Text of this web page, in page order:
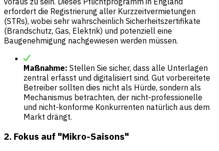
erfordert die Registrierung aller Kurzzeitvermietungen
(STRs), wobei sehr wahrscheinlich Sicherheitszertifikate
(Brandschutz, Gas, Elektrik) und potenziell eine
Baugenehmigung nachgewiesen werden müssen.
Maßnahme: Stellen Sie sicher, dass alle Unterlagen
zentral erfasst und digitalisiert sind. Gut vorbereitete
Betreiber sollten dies nicht als Hürde, sondern als
Mechanismus betrachten, der nicht-professionelle
und nicht-konforme Konkurrenten natürlich aus dem
Markt drängt.
2. Fokus auf "Mikro-Saisons"